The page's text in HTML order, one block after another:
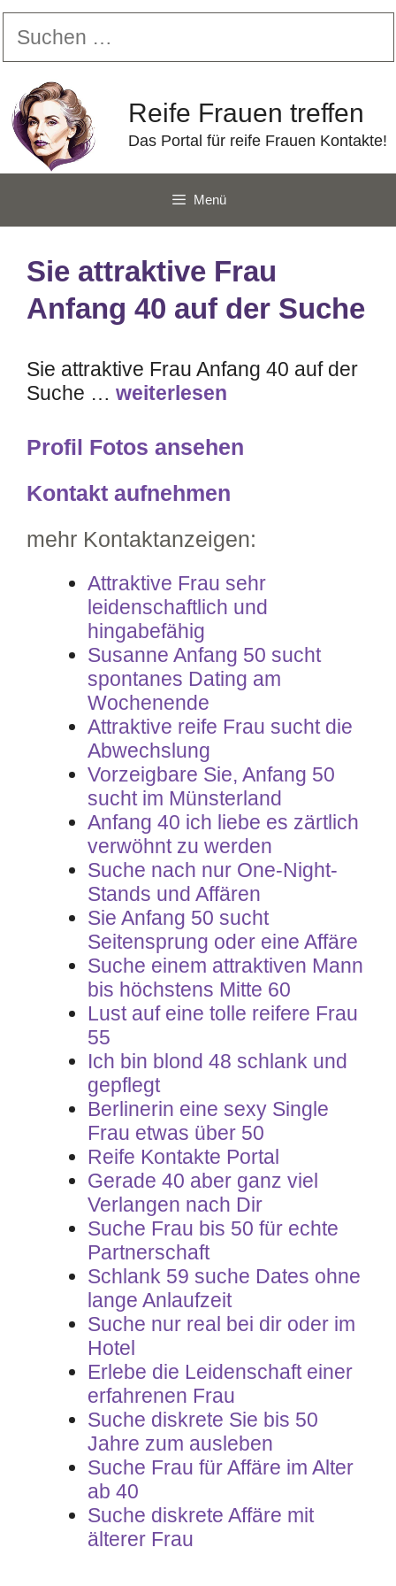
Zum
Inhalt
springen
nach:
Reife Frauen treffen
Das Portal für reife Frauen Kontakte!
Menü
Sie attraktive Frau
Anfang 40 auf der Suche
Sie attraktive Frau Anfang 40 auf der
Suche … weiterlesen
Profil Fotos ansehen
Kontakt aufnehmen
mehr Kontaktanzeigen:
Attraktive Frau sehr
leidenschaftlich und
hingabefähig
Susanne Anfang 50 sucht
spontanes Dating am
Wochenende
Attraktive reife Frau sucht die
Abwechslung
Vorzeigbare Sie, Anfang 50
sucht im Münsterland
Anfang 40 ich liebe es zärtlich
verwöhnt zu werden
Suche nach nur One-Night-
Stands und Affären
Sie Anfang 50 sucht
Seitensprung oder eine Affäre
Suche einem attraktiven Mann
bis höchstens Mitte 60
Lust auf eine tolle reifere Frau
55
Ich bin blond 48 schlank und
gepflegt
Berlinerin eine sexy Single
Frau etwas über 50
Reife Kontakte Portal
Gerade 40 aber ganz viel
Verlangen nach Dir
Suche Frau bis 50 für echte
Partnerschaft
Schlank 59 suche Dates ohne
lange Anlaufzeit
Suche nur real bei dir oder im
Hotel
Erlebe die Leidenschaft einer
erfahrenen Frau
Suche diskrete Sie bis 50
Jahre zum ausleben
Suche Frau für Affäre im Alter
ab 40
Suche diskrete Affäre mit
älterer Frau